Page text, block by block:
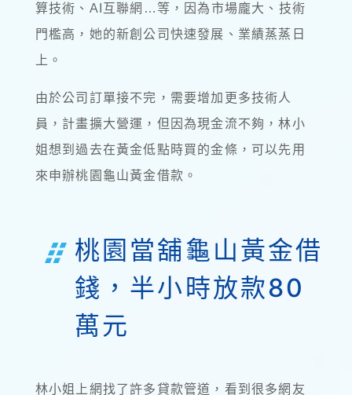
算技術、AI互聯網…等，因為市場龐大、技術
門檻高，她的新創公司快速發展、業績蒸蒸日
上。
由於公司訂單接不完，需要增加更多技術人
員，計畫擴大營運，但因為現金流不夠，林小
姐想到過去在黃金低點時買的金條，可以先用
來申辦桃園龜山黃金借款。
桃園當舖龜山黃金借
錢，半小時放款80
萬元
林小姐上網找了許多貸款管道，看到很多網友